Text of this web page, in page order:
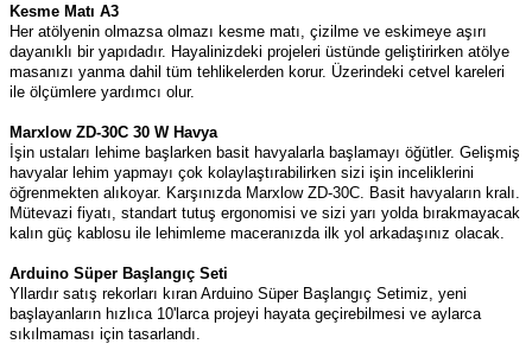
Kesme Matı A3
Her atölyenin olmazsa olmazı kesme matı, çizilme ve eskimeye aşırı
dayanıklı bir yapıdadır. Hayalinizdeki projeleri üstünde geliştirirken atölye
masanızı yanma dahil tüm tehlikelerden korur. Üzerindeki cetvel kareleri
ile ölçümlere yardımcı olur.
Marxlow ZD-30C 30 W Havya
İşin ustaları lehime başlarken basit havyalarla başlamayı öğütler. Gelişmiş
havyalar lehim yapmayı çok kolaylaştırabilirken sizi işin inceliklerini
öğrenmekten alıkoyar. Karşınızda Marxlow ZD-30C. Basit havyaların kralı.
Mütevazi fiyatı, standart tutuş ergonomisi ve sizi yarı yolda bırakmayacak
kalın güç kablosu ile lehimleme maceranızda ilk yol arkadaşınız olacak.
Arduino Süper Başlangıç Seti
Yllardır satış rekorları kıran Arduino Süper Başlangıç Setimiz, yeni
başlayanların hızlıca 10'larca projeyi hayata geçirebilmesi ve aylarca
sıkılmaması için tasarlandı.